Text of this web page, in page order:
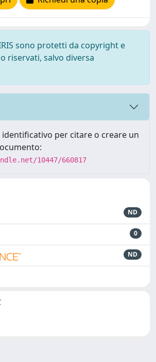
sono protetti da copyright e
riservati, salvo diversa
per citare o creare un
10447/660817
ND
0
ND